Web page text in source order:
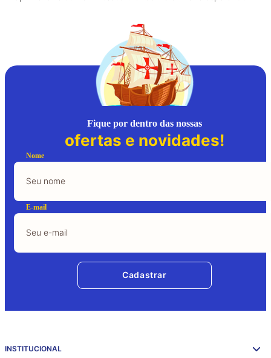
Fique por dentro das nossas
ofertas e novidades!
Nome
E-mail
Cadastrar
INSTITUCIONAL